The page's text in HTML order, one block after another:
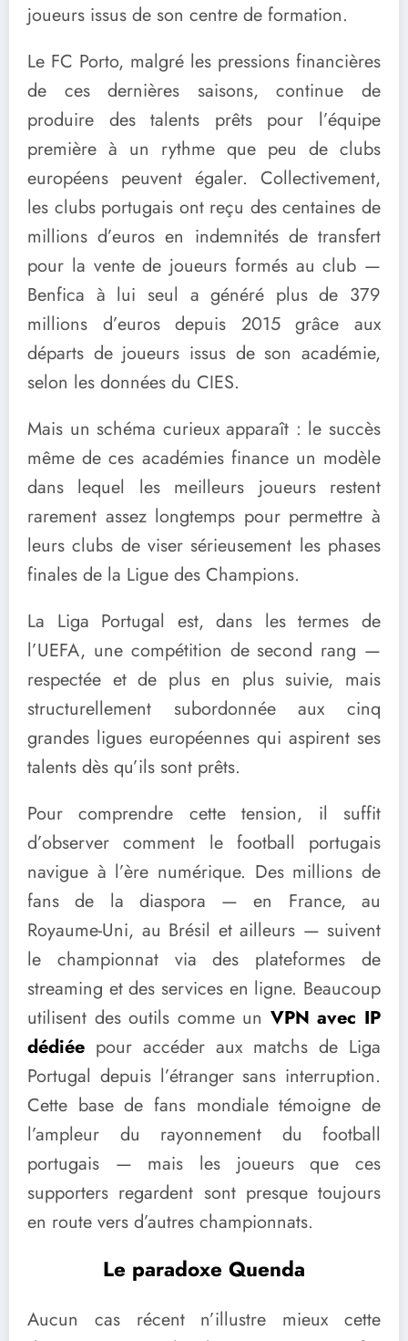
joueurs issus de son centre de formation.
Le FC Porto, malgré les pressions financières
de ces dernières saisons, continue de
produire des talents prêts pour l’équipe
première à un rythme que peu de clubs
européens peuvent égaler. Collectivement,
les clubs portugais ont reçu des centaines de
millions d’euros en indemnités de transfert
pour la vente de joueurs formés au club —
Benfica à lui seul a généré plus de 379
millions d’euros depuis 2015 grâce aux
départs de joueurs issus de son académie,
selon les données du CIES.
Mais un schéma curieux apparaît : le succès
même de ces académies finance un modèle
dans lequel les meilleurs joueurs restent
rarement assez longtemps pour permettre à
leurs clubs de viser sérieusement les phases
finales de la Ligue des Champions.
La Liga Portugal est, dans les termes de
l’UEFA, une compétition de second rang —
respectée et de plus en plus suivie, mais
structurellement subordonnée aux cinq
grandes ligues européennes qui aspirent ses
talents dès qu’ils sont prêts.
Pour comprendre cette tension, il suffit
d’observer comment le football portugais
navigue à l’ère numérique. Des millions de
fans de la diaspora — en France, au
Royaume-Uni, au Brésil et ailleurs — suivent
le championnat via des plateformes de
streaming et des services en ligne. Beaucoup
utilisent des outils comme un VPN avec IP
dédiée pour accéder aux matchs de Liga
Portugal depuis l’étranger sans interruption.
Cette base de fans mondiale témoigne de
l’ampleur du rayonnement du football
portugais — mais les joueurs que ces
supporters regardent sont presque toujours
en route vers d’autres championnats.
Le paradoxe Quenda
Aucun cas récent n’illustre mieux cette